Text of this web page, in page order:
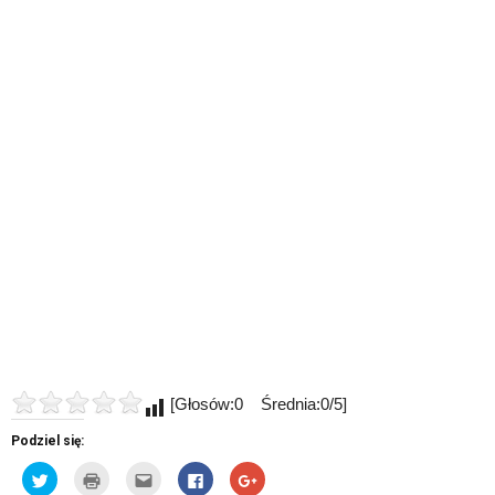
[Głosów:0 Średnia:0/5]
Podziel się:
Udostępnij
na
Kliknij Kliknij, Click
to
Click
to